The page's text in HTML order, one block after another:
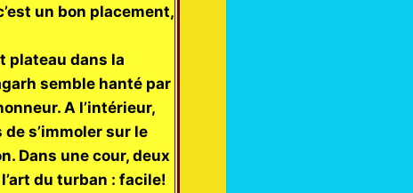
un bon placement,
plateau dans la
semble hanté par
A l’intérieur,
s’immoler sur le
Dans une cour, deux
du turban : facile!